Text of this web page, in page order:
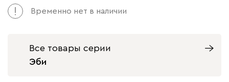
Временно нет в наличии
Все товары серии
Эби